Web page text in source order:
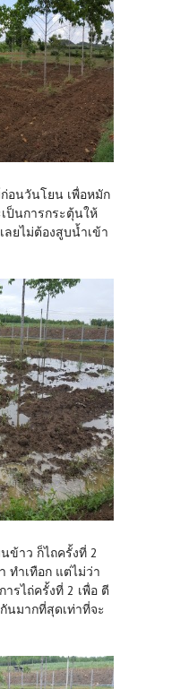
อนวันโยน เพื่อหมัก
ป็นการกระตุ้นให้
ยไม่ต้องสูบน้ำเข้า
ข้าว ก็ไถครั้งที่ 2
ทำเทือก แต่ไม่ว่า
ารไถ่ครั้งที่ 2 เพื่อ ตี
นมากที่สุดเท่าที่จะ